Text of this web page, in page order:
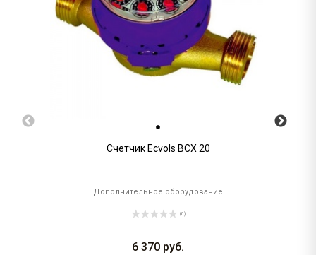
Счетчик Ecvols ВСХ 20
Дополнительное оборудование
(0)
6 370 руб.